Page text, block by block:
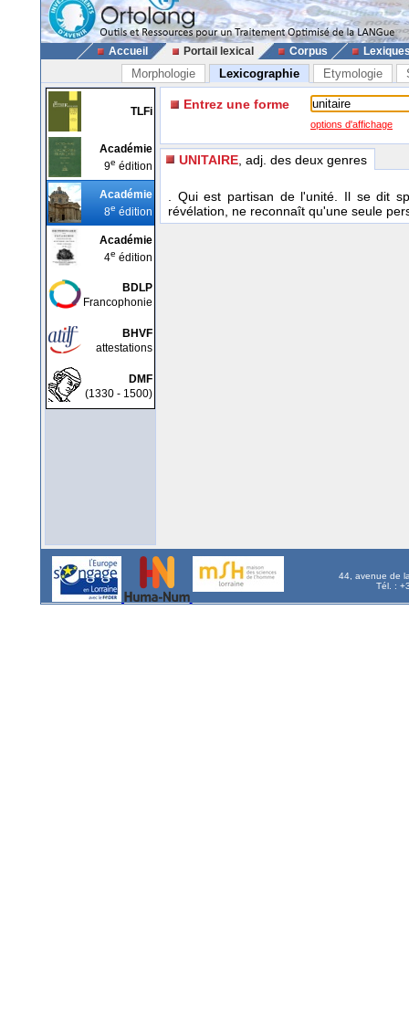
Accueil Portail lexical Corpus
Morphologie Lexicographie Etymologie
TLFi
Académie
9e édition
Académie
8e édition
Académie
4e édition
BDLP
Francophonie
BHVF
attestations
DMF
(1330 - 1500)
Entrez une forme
options d'affichage
UNITAIRE , adj. des deux genres
. Qui est partisan de l'unité. Il se dit
révélation, ne reconnaît qu'une seule
44, avenue de
Tél. :